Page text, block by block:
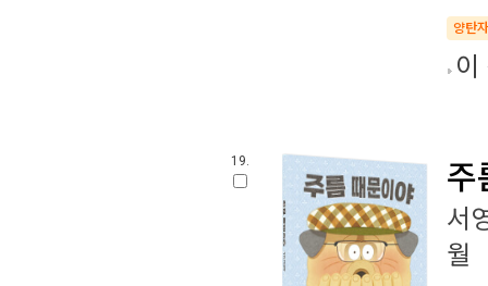
양탄
이
19. 주
서
월